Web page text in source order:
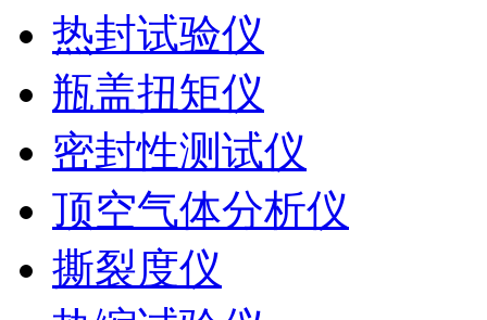
热封试验仪
瓶盖扭矩仪
密封性测试仪
顶空气体分析仪
撕裂度仪